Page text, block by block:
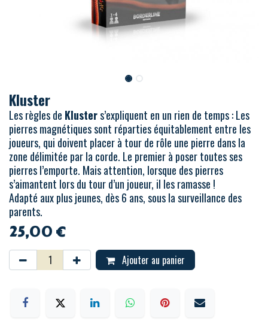
Kluster
Les règles de Klusters’expliquent en un rien de temps : Les
pierres magnétiques sont réparties équitablement entre les
joueurs, qui doivent placer à tour de rôle une pierre dans la
zone délimitée par la corde. Le premier à poser toutes ses
pierres l’emporte. Mais attention, lorsque des pierres
s’aimantent lors du tour d’un joueur, il les ramasse !
Adapté aux plus jeunes, dès 6 ans, sous la surveillance des
parents.
25,00€
Ajouter au panier